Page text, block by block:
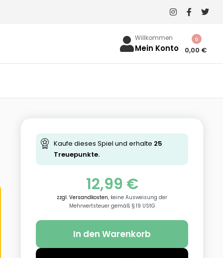
Willkommen
Mein Konto 0,00 €
0
Kaufe dieses Spiel und erhalte 25
Treuepunkte.
12,99 €
zzgl. Versandkosten, keine Ausweisung der
Mehrwertsteuer gemäß § 19 UStG
In den Warenkorb